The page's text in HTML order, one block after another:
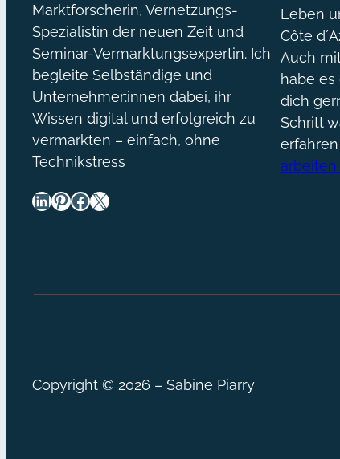
Marktforscherin, Vernetzungs-
Spezialistin der neuen Zeit und
Seminar-Vermarktungsexpertin. Ich
begleite Selbständige und
Unternehmer:innen dabei, ihr
Wissen digital und erfolgreich zu
vermarkten – einfach, ohne
Technikstress
LinkedIn Pinterest Facebook X
Leben
Côte
Auch
habe
dich
Schritt
arbeiten
Copyright © 2026 – Sabine Piarry